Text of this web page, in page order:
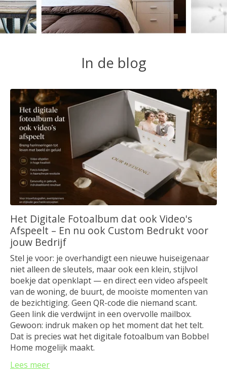
In de blog
Het Digitale Fotoalbum dat ook Video's
Afspeelt – En nu ook Custom Bedrukt voor
jouw Bedrijf
Stel je voor: je overhandigt een nieuwe huiseigenaar
niet alleen de sleutels, maar ook een klein, stijlvol
boekje dat openklapt — en direct een video afspeelt
van de woning, de buurt, de mooiste momenten van
de bezichtiging. Geen QR-code die niemand scant.
Geen link die verdwijnt in een overvolle mailbox.
Gewoon: indruk maken op het moment dat het telt.
Dat is precies wat het digitale fotoalbum van Bobbel
Home mogelijk maakt.
Lees meer